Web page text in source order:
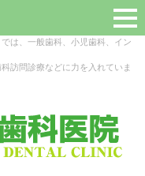
は、一般歯科、小児歯科、イン
訪問診療などに力を入れていま